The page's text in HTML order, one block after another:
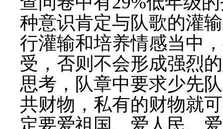
种意识肯定与队歌的灌
行灌输和培养情感当中
受，否则不会形成强烈
思考，队章中要求少先
共财物，私有的财物就
定要爱祖国、爱人民、